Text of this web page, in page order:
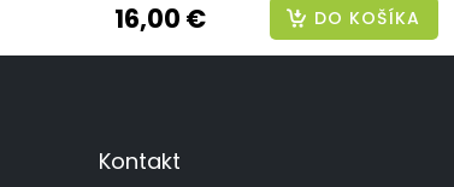
16,00 € DO KOŠÍKA
Kontakt